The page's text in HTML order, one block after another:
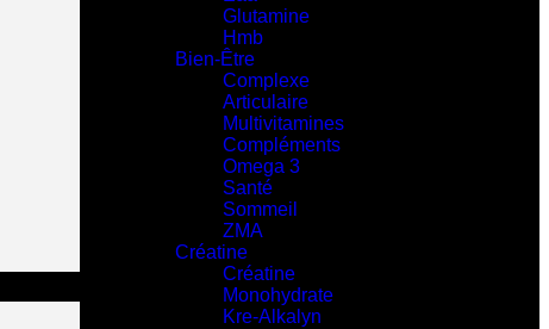
Glutamine
Hmb
Bien-Être
Complexe
Articulaire
Multivitamines
Compléments
Omega 3
Santé
Sommeil
ZMA
Créatine
Créatine
Monohydrate
Kre-Alkalyn